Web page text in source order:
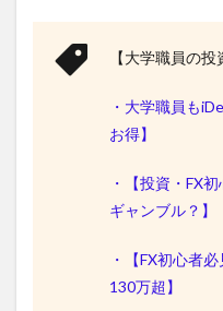
【大学職員の投
・大学職員も
お得】
・【投資・FX
ギャンブル？】
・【FX初心者
130万超】